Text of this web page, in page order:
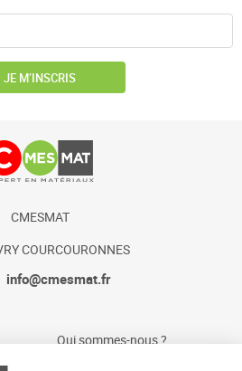
JE M’INSCRIS
CMESMAT
COURCOURONNES
info@cmesmat.fr
Qui sommes-nous ?